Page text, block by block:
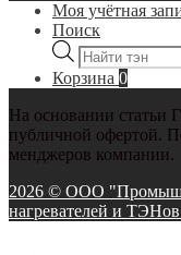
Моя учётная
Поиск
Поиск
товаров
Корзина 0
На основании статьи
публичной офертой.
менджеров компании.
2026 © ООО
нагревателей и